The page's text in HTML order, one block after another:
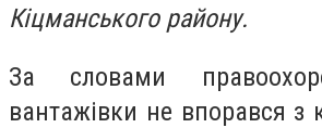
Кіцманського району.
За словами
вантажівки не впорався з